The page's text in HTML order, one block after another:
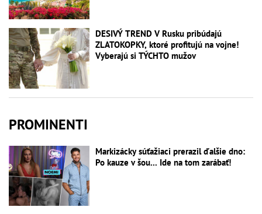
DESIVÝ TREND V Rusku pribúdajú
ZLATOKOPKY, ktoré profitujú na vojne!
Vyberajú si TÝCHTO mužov
PROMINENTI
Markizácky súťažiaci prerazil ďalšie dno:
Po kauze v šou... Ide na tom zarábať!